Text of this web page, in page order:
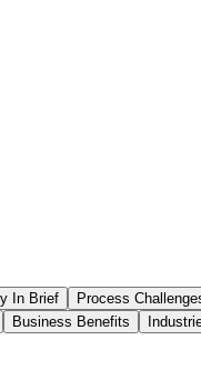
In Brief Process
Business Benefits